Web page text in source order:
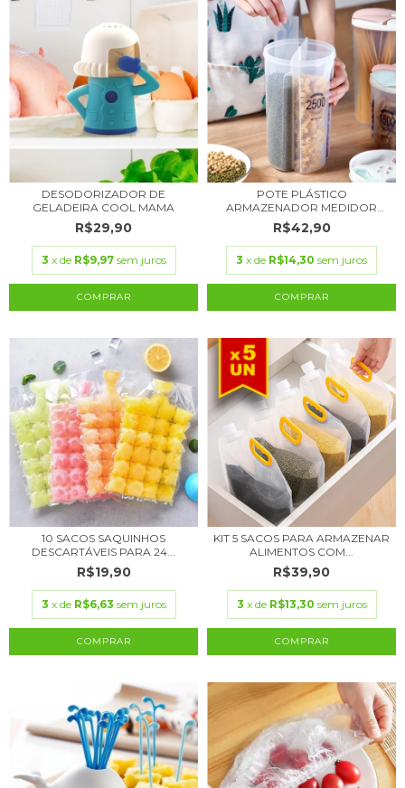
DESODORIZADOR DE
GELADEIRA COOL MAMA
R$29,90
3 x de R$9,97 sem juros
POTE PLÁSTICO
ARMAZENADOR MEDIDOR
COM 4...
R$42,90
3 x de R$14,30 sem juros
10 SACOS SAQUINHOS
DESCARTÁVEIS PARA 24...
R$19,90
3 x de R$6,63 sem juros
KIT 5 SACOS PARA ARMAZENAR
ALIMENTOS COM...
R$39,90
3 x de R$13,30 sem juros